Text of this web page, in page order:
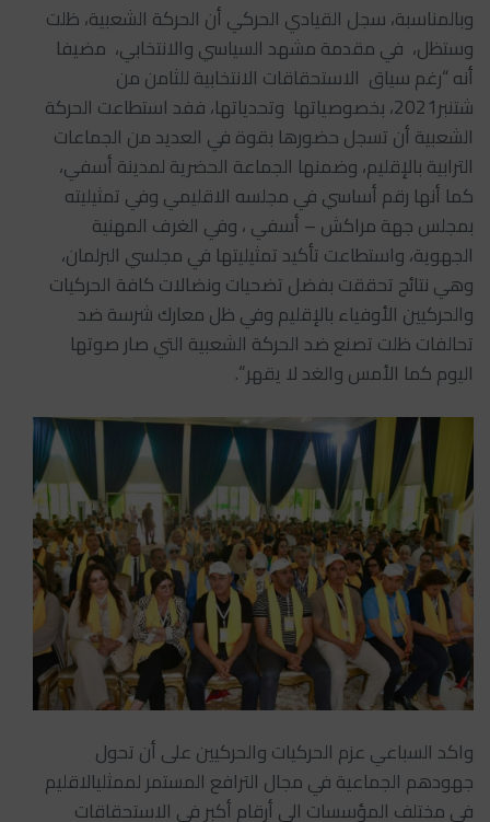
وبالمناسبة، سجل القيادي الحركي أن الحركة الشعبية، ظلت
وستظل، في مقدمة مشهد السياسي والانتخابي، مضيفا
أنه “رغم سياق الاستحقاقات الانتخابية للثامن من
شتنبر2021، بخصوصياتها وتحدياتها، ففد استطاعت الحركة
الشعبية أن تسجل حضورها بقوة في العديد من الجماعات
الترابية بالإقليم، وضمنها الجماعة الحضرية لمدينة أسفي،
كما أنها رقم أساسي في مجلسه الاقليمي وفي تمثيليته
بمجلس جهة مراكش – أسفي ، وفي الغرف المهنية
الجهوية، واستطاعت تأكيد تمثيليتها في مجلسي البرلمان،
وهي نتائج تحققت بفضل تضحيات ونضالات كافة الحركيات
والحركيين الأوفياء بالإقليم وفي ظل معارك شرسة ضد
تحالفات ظلت تصنع ضد الحركة الشعبية التي صار صوتها
اليوم كما الأمس والغد لا يقهر “.
واكد السباعي عزم الحركيات والحركيين على أن تحول
جهودهم الجماعية في مجال الترافع المستمر لممثليالاقليم
في مختلف المؤسسات الى أرقام أكبر في الاستحقاقات